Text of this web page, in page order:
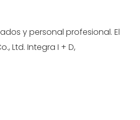
y personal profesional. El
Ltd. Integra I + D,